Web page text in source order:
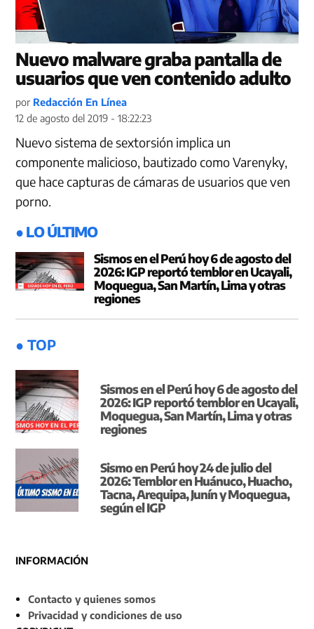
Nuevo malware graba pantalla de
usuarios que ven contenido adulto
por Redacción En Línea
12 de agosto del 2019 - 18:22:23
Nuevo sistema de sextorsión implica un
componente malicioso, bautizado como Varenyky,
que hace capturas de cámaras de usuarios que ven
porno.
● LO ÚLTIMO
Sismos en el Perú hoy 6 de agosto del
2026: IGP reportó temblor en Ucayali,
Moquegua, San Martín, Lima y otras
regiones
● TOP
Sismos en el Perú hoy 6 de agosto del
2026: IGP reportó temblor en Ucayali,
Moquegua, San Martín, Lima y otras
regiones
Sismo en Perú hoy 24 de julio del
2026: Temblor en Huánuco, Huacho,
Tacna, Arequipa, Junín y Moquegua,
según el IGP
INFORMACIÓN
Contacto y quienes somos
Privacidad y condiciones de uso